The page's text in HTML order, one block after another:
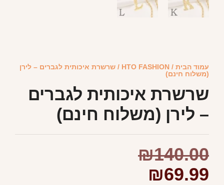
עמוד הבית /
HTO FASHION / שרשרת איכותית לגברים – לירן
(משלוח חינם)
שרשרת איכותית לגברים
– לירן (משלוח חינם)
₪140.00
₪69.99